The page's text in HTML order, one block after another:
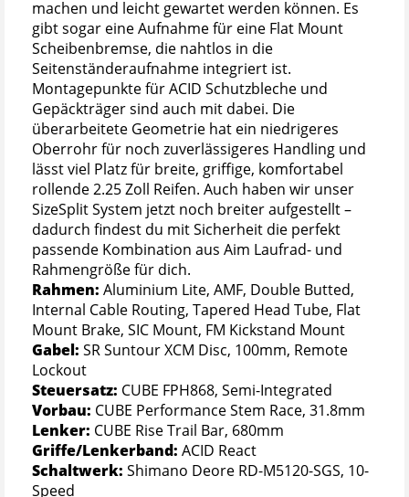
machen und leicht gewartet werden können. Es
gibt sogar eine Aufnahme für eine Flat Mount
Scheibenbremse, die nahtlos in die
Seitenständeraufnahme integriert ist.
Montagepunkte für ACID Schutzbleche und
Gepäckträger sind auch mit dabei. Die
überarbeitete Geometrie hat ein niedrigeres
Oberrohr für noch zuverlässigeres Handling und
lässt viel Platz für breite, griffige, komfortabel
rollende 2.25 Zoll Reifen. Auch haben wir unser
SizeSplit System jetzt noch breiter aufgestellt –
dadurch findest du mit Sicherheit die perfekt
passende Kombination aus Aim Laufrad- und
Rahmengröße für dich.
Rahmen: Aluminium Lite, AMF, Double Butted,
Internal Cable Routing, Tapered Head Tube, Flat
Mount Brake, SIC Mount, FM Kickstand Mount
Gabel: SR Suntour XCM Disc, 100mm, Remote
Lockout
Steuersatz: CUBE FPH868, Semi-Integrated
Vorbau: CUBE Performance Stem Race, 31.8mm
Lenker: CUBE Rise Trail Bar, 680mm
Griffe/Lenkerband: ACID React
Schaltwerk: Shimano Deore RD-M5120-SGS, 10-
Speed